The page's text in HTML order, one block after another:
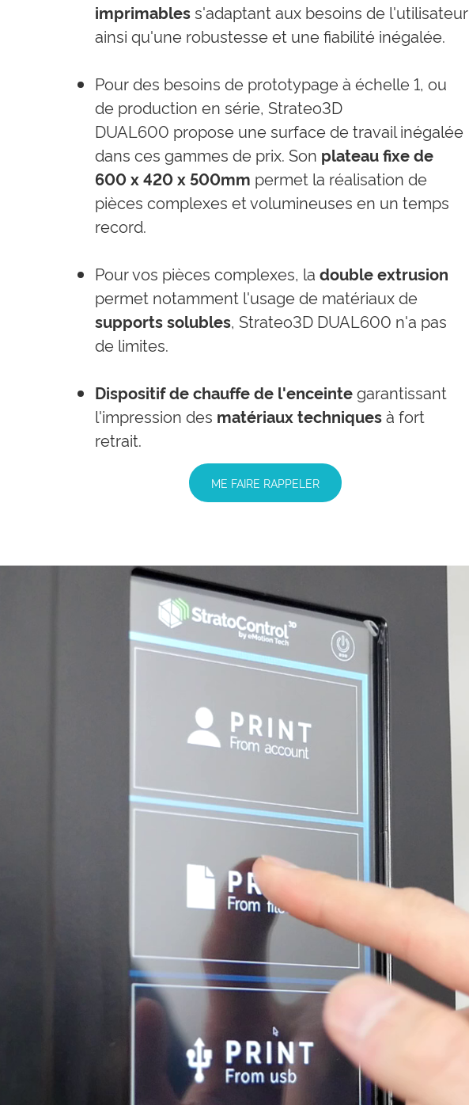
imprimabless'adaptant aux besoins de l'utilisateur
ainsi qu'une robustesse et une fiabilité inégalée.
Pour des besoins de prototypage à échelle 1, ou
de production en série, Strateo3D
DUAL600 propose une surface de travail inégalée
dans ces gammes de prix. Son plateau fixe de
600 x 420 x 500mm permet la réalisation de
pièces complexes et volumineuses en un temps
record.
Pour vos pièces complexes, la double extrusion
permet notamment l'usage de matériaux de
supports solubles, Strateo3D DUAL600 n'a pas
de limites.
Dispositif dechauffe de l'enceintegarantissant
l'impression des matériaux techniquesà fort
retrait.
ME FAIRE RAPPELER